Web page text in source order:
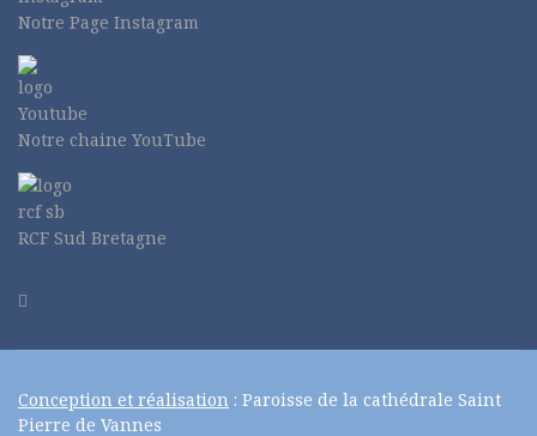
Notre Page Instagram
Notre chaine YouTube
RCF Sud Bretagne
Conception et réalisation : Paroisse de la cathédrale Saint
Pierre de Vannes